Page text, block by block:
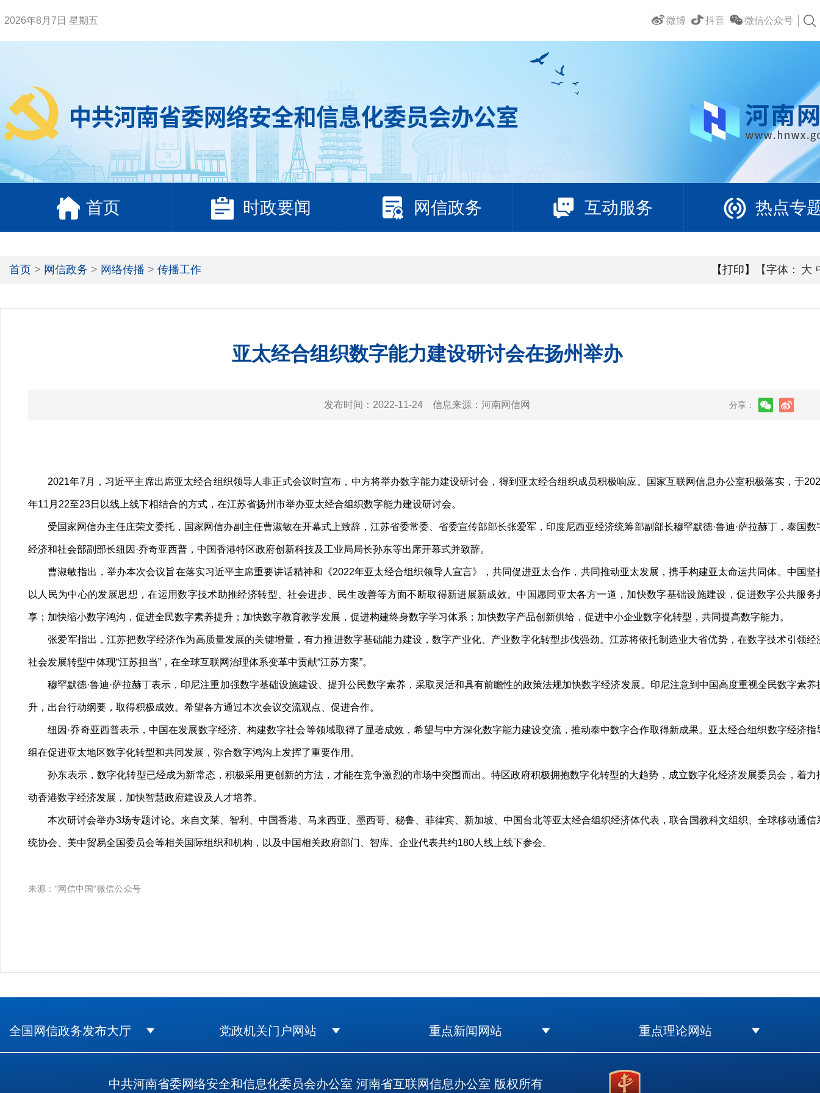
2026年8月7日 星期五 微信公众号
抖音
微博
首页 时政要闻 网信政务 互动服务 热点专
首页 > 网信政务 > 网络传播 > 传播工作 【打印】 【字体： 大
亚太经合组织数字能力建设研讨会在扬州举办
发布时间： 2022-11-24 信息来源： 河南网信网 分享：
2021年7月，习近平主席出席亚太经合组织领导人非正式会议时宣布，中方将举办数字能力建设研讨会，得到亚太经合组织成员积极响应。国家互联网信息办公室积极落实，于
年11月22至23日以线上线下相结合的方式，在江苏省扬州市举办亚太经合组织数字能力建设研讨会。
受国家网信办主任庄荣文委托，国家网信办副主任曹淑敏在开幕式上致辞，江苏省委常委、省委宣传部部长张爱军，印度尼西亚经济统筹部副部长穆罕默德·鲁迪·萨拉赫丁，泰国数
经济和社会部副部长纽因·乔奇亚西普，中国香港特区政府创新科技及工业局局长孙东等出席开幕式并致辞。
曹淑敏指出，举办本次会议旨在落实习近平主席重要讲话精神和《2022年亚太经合组织领导人宣言》，共同促进亚太合作，共同推动亚太发展，携手构建亚太命运共同体。中国坚
以人民为中心的发展思想，在运用数字技术助推经济转型、社会进步、民生改善等方面不断取得新进展新成效。中国愿同亚太各方一道，加快数字基础设施建设，促进数字公共服务
享；加快缩小数字鸿沟，促进全民数字素养提升；加快数字教育教学发展，促进构建终身数字学习体系；加快数字产品创新供给，促进中小企业数字化转型，共同提高数字能力。
张爱军指出，江苏把数字经济作为高质量发展的关键增量，有力推进数字基础能力建设，数字产业化、产业数字化转型步伐强劲。江苏将依托制造业大省优势，在数字技术引领经
社会发展转型中体现“江苏担当”，在全球互联网治理体系变革中贡献“江苏方案”。
穆罕默德·鲁迪·萨拉赫丁表示，印尼注重加强数字基础设施建设、提升公民数字素养，采取灵活和具有前瞻性的政策法规加快数字经济发展。印尼注意到中国高度重视全民数字素养
升，出台行动纲要，取得积极成效。希望各方通过本次会议交流观点、促进合作。
纽因·乔奇亚西普表示，中国在发展数字经济、构建数字社会等领域取得了显著成效，希望与中方深化数字能力建设交流，推动泰中数字合作取得新成果。亚太经合组织数字经济指
组在促进亚太地区数字化转型和共同发展，弥合数字鸿沟上发挥了重要作用。
孙东表示，数字化转型已经成为新常态，积极采用更创新的方法，才能在竞争激烈的市场中突围而出。特区政府积极拥抱数字化转型的大趋势，成立数字化经济发展委员会，着力
动香港数字经济发展，加快智慧政府建设及人才培养。
本次研讨会举办3场专题讨论。来自文莱、智利、中国香港、马来西亚、墨西哥、秘鲁、菲律宾、新加坡、中国台北等亚太经合组织经济体代表，联合国教科文组织、全球移动通信
统协会、美中贸易全国委员会等相关国际组织和机构，以及中国相关政府部门、智库、企业代表共约180人线上线下参会。
来源：“网信中国”微信公众号
全国网信政务发布大厅 党政机关门户网站 重点新闻网站 重点理论网站
中共河南省委网络安全和信息化委员会办公室 河南省互联网信息办公室 版权所有